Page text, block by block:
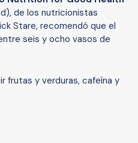
de los nutricionistas
Stare, recomendó que el
seis y ocho vasos de
frutas y verduras, cafeína y